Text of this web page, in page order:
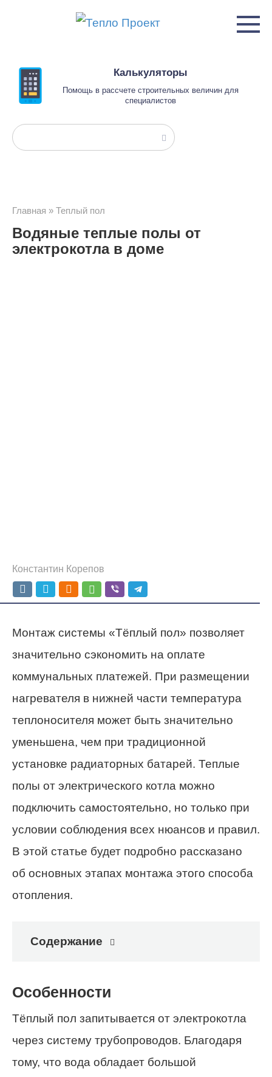
Калькуляторы
Помощь в рассчете строительных величин для
специалистов
Поиск:
Главная » Теплый пол
Водяные теплые полы от
электрокотла в доме
Константин Корепов
Монтаж системы «Тёплый пол» позволяет
значительно сэкономить на оплате
коммунальных платежей. При размещении
нагревателя в нижней части температура
теплоносителя может быть значительно
уменьшена, чем при традиционной
установке радиаторных батарей. Теплые
полы от электрического котла можно
подключить самостоятельно, но только при
условии соблюдения всех нюансов и правил.
В этой статье будет подробно рассказано
об основных этапах монтажа этого способа
отопления.
Содержание
Особенности
Тёплый пол запитывается от электрокотла
через систему трубопроводов. Благодаря
тому, что вода обладает большой